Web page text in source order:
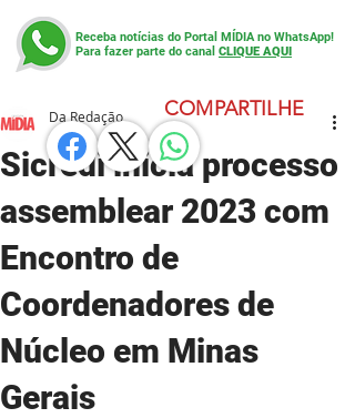
Receba notícias do Portal MÍDIA no WhatsApp!
Para fazer parte do canal CLIQUE AQUI
Sicredi inicia processo
assemblear 2023 com
Encontro de
Coordenadores de
Núcleo em Minas
Gerais
Da Redação COMPARTILHE